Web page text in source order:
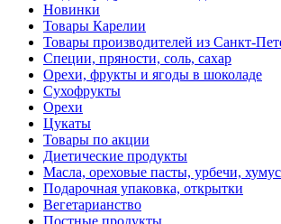
Новинки
Товары Карелии
Товары производителей из Санкт-
Специи, пряности, соль, сахар
Орехи, фрукты и ягоды в шоколаде
Сухофрукты
Орехи
Цукаты
Товары по акции
Диетические продукты
Масла, ореховые пасты, урбечи, хумус
Подарочная упаковка, открытки
Вегетарианство
Постные продукты